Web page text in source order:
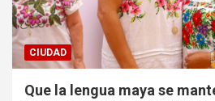
CIUDAD
Que la lengua maya se